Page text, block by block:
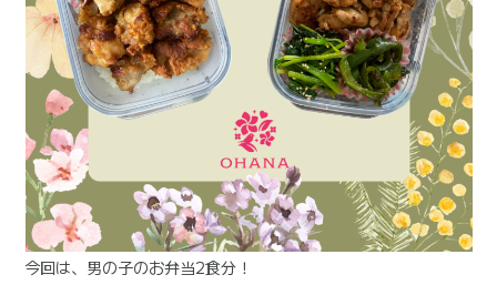
今回は、男の子のお弁当2食分！